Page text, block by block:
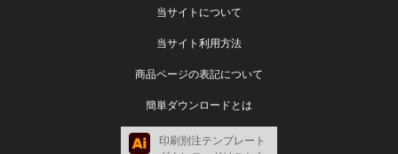
当サイトについて
当サイト利用方法
商品ページの表記について
簡単ダウンロードとは
印刷別注テンプレート